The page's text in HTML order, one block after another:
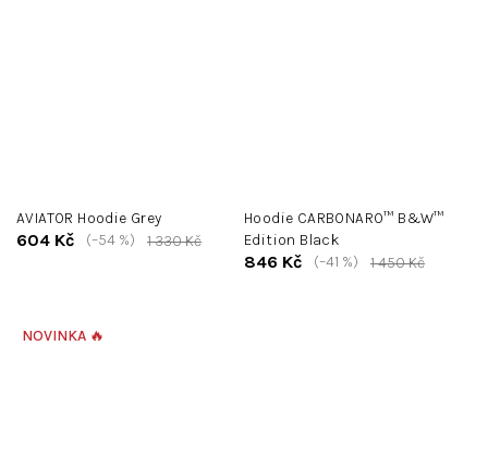
AVIATOR Hoodie Grey
604 Kč 1 330 Kč
(–54 %)
Hoodie CARBONARO™ B&W™
Edition Black
846 Kč 1 450 Kč
(–41 %)
NOVINKA 🔥